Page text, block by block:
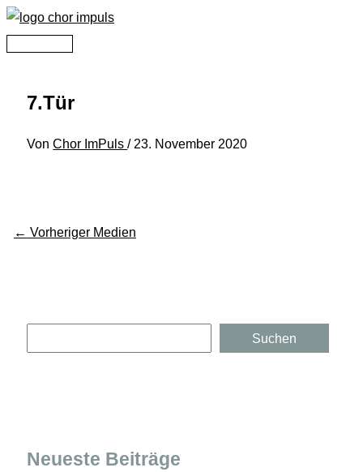
Zum
Inhalt
Hauptmenü
7.Tür
VonChor ImPuls/ 23. November 2020
← Vorheriger Medien
Suchen
Neueste Beiträge